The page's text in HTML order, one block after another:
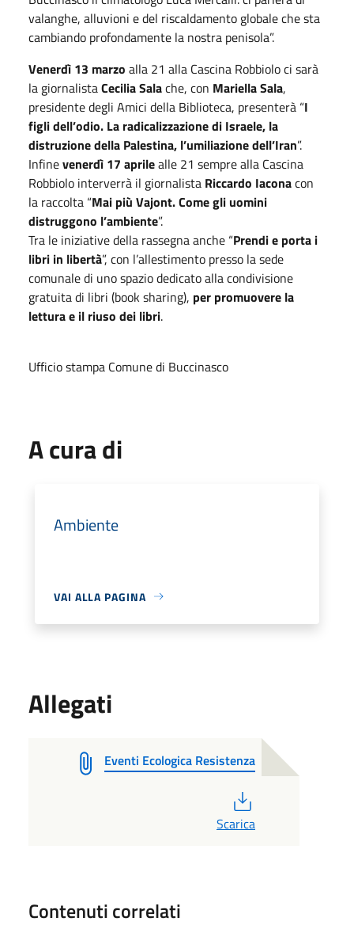
valanghe, alluvioni e del riscaldamento globale che sta
cambiando profondamente la nostra penisola”.
Venerdì 13 marzo alla 21 alla Cascina Robbiolo ci sarà
la giornalistaCecilia Salache, con Mariella Sala,
presidente degli Amici della Biblioteca, presenterà “I
figli dell’odio. La radicalizzazione di Israele, la
distruzione della Palestina, l’umiliazione dell’Iran”.
Infinevenerdì 17 aprilealle 21 sempre alla Cascina
Robbiolo interverrà il giornalista Riccardo Iaconacon
la raccolta “Mai più Vajont. Come gli uomini
distruggono l’ambiente”.
Tra le iniziative della rassegna anche “Prendi e porta i
libri in libertà”, con l’allestimento presso la sede
comunale di uno spazio dedicato alla condivisione
gratuita di libri (book sharing), per promuovere la
lettura e il riuso dei libri.
Ufficio stampa Comune di Buccinasco
A cura di
Ambiente
VAI ALLA PAGINA
Allegati
Eventi Ecologica Resistenza
Scarica
Contenuti correlati